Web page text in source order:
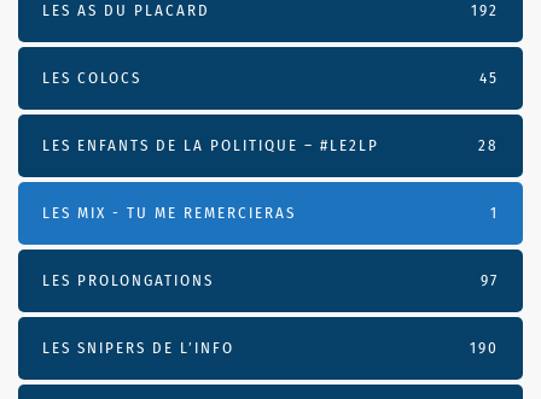
LES AS DU PLACARD 192
LES COLOCS 45
LES ENFANTS DE LA POLITIQUE – #LE2LP 28
LES MIX - TU ME REMERCIERAS 1
LES PROLONGATIONS 97
LES SNIPERS DE L’INFO 190